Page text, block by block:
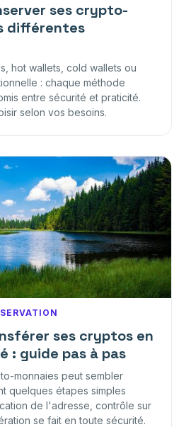
ses crypto-
différentes
hot wallets, cold wallets ou
: chaque méthode
entre sécurité et praticité.
selon vos besoins.
ses cryptos en
: guide pas à pas
monnaies peut sembler
quelques étapes simples
de l'adresse, contrôle sur
se fait en toute sécurité.